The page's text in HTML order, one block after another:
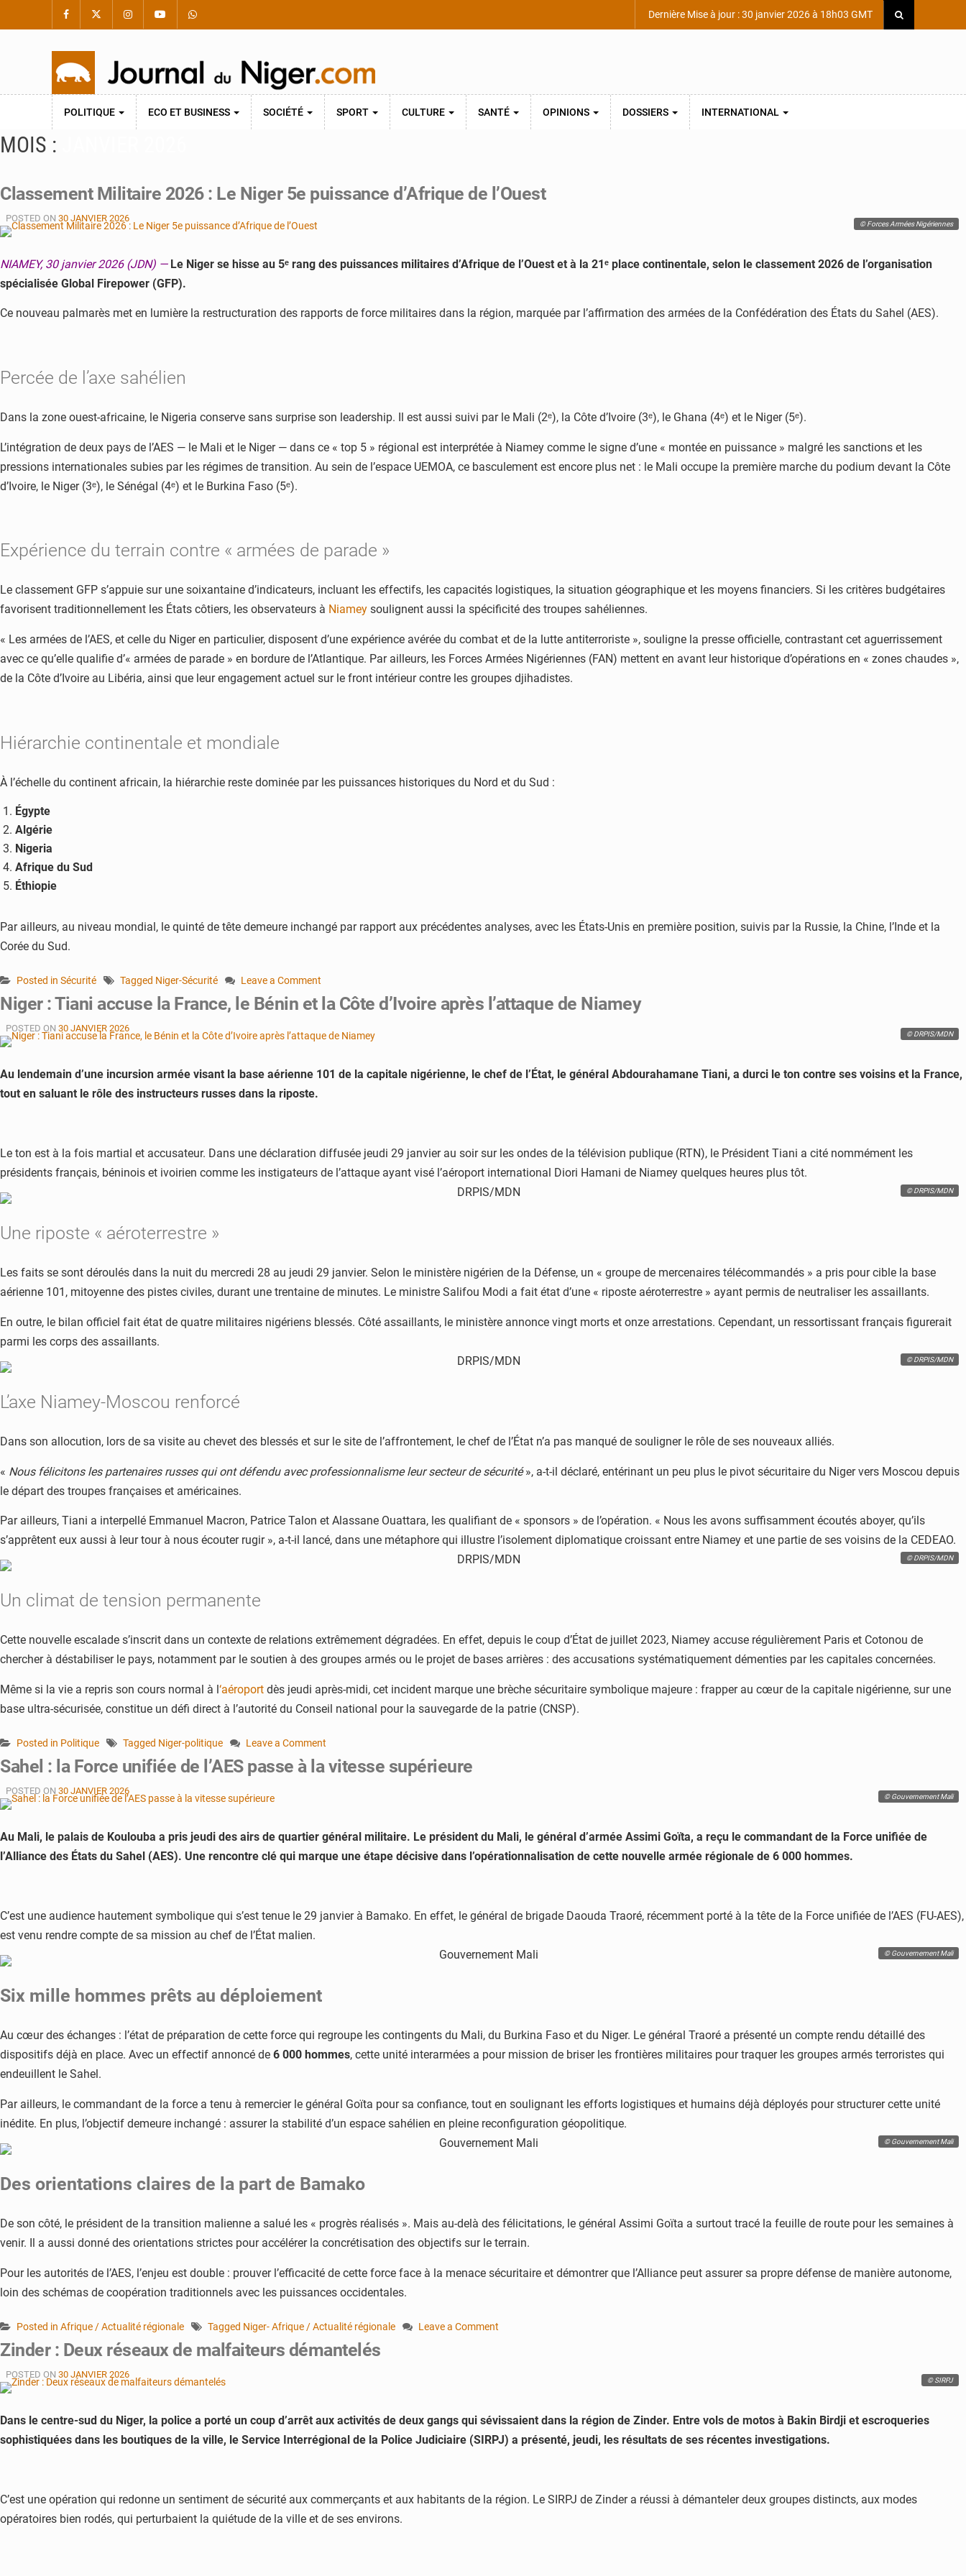
Dernière Mise à jour : 30 janvier 2026 à 18h03 GMT
POLITIQUE ECO ET BUSINESS SOCIÉTÉ SPORT CULTURE SANTÉ OPINIONS DOSSIERS INTERNATIONAL
MOIS :
Classement Militaire 2026 : Le Niger 5e puissance d’Afrique de l’Ouest
POSTED ON 30 JANVIER 2026
© Forces Armées Nigériennes
NIAMEY, 30 janvier 2026 (JDN) — Le Niger se hisse au 5ᵉ rang des puissances militaires d’Afrique de l’Ouest et à la 21ᵉ place continentale, selon le classement 2026 de l’organisation
spécialisée Global Firepower (GFP).
Ce nouveau palmarès met en lumière la restructuration des rapports de force militaires dans la région, marquée par l’affirmation des armées de la Confédération des États du Sahel (AES).
Percée de l’axe sahélien
Dans la zone ouest-africaine, le Nigeria conserve sans surprise son leadership. Il est aussi suivi par le Mali (2ᵉ), la Côte d’Ivoire (3ᵉ), le Ghana (4ᵉ) et le Niger (5ᵉ).
L’intégration de deux pays de l’AES — le Mali et le Niger — dans ce « top 5 » régional est interprétée à Niamey comme le signe d’une « montée en puissance » malgré les sanctions et les
pressions internationales subies par les régimes de transition. Au sein de l’espace UEMOA, ce basculement est encore plus net : le Mali occupe la première marche du podium devant la Côte
d’Ivoire, le Niger (3ᵉ), le Sénégal (4ᵉ) et le Burkina Faso (5ᵉ).
Expérience du terrain contre « armées de parade »
Le classement GFP s’appuie sur une soixantaine d’indicateurs, incluant les effectifs, les capacités logistiques, la situation géographique et les moyens financiers. Si les critères budgétaires
favorisent traditionnellement les États côtiers, les observateurs à Niamey soulignent aussi la spécificité des troupes sahéliennes.
« Les armées de l’AES, et celle du Niger en particulier, disposent d’une expérience avérée du combat et de la lutte antiterroriste », souligne la presse officielle, contrastant cet aguerrissement
avec ce qu’elle qualifie d’« armées de parade » en bordure de l’Atlantique. Par ailleurs, les Forces Armées Nigériennes (FAN) mettent en avant leur historique d’opérations en « zones chaudes »,
de la Côte d’Ivoire au Libéria, ainsi que leur engagement actuel sur le front intérieur contre les groupes djihadistes.
Hiérarchie continentale et mondiale
À l’échelle du continent africain, la hiérarchie reste dominée par les puissances historiques du Nord et du Sud :
Égypte
Algérie
Nigeria
Afrique du Sud
Éthiopie
Par ailleurs, au niveau mondial, le quinté de tête demeure inchangé par rapport aux précédentes analyses, avec les États-Unis en première position, suivis par la Russie, la Chine, l’Inde et la
Corée du Sud.
Posted in Sécurité Tagged Niger-Sécurité
Leave a Comment
Classement
2026
Le
5e
l’Ouest
Niger : Tiani accuse la France, le Bénin et la Côte d’Ivoire après l’attaque de Niamey
POSTED ON 30 JANVIER 2026
© DRPIS/MDN
Au lendemain d’une incursion armée visant la base aérienne 101 de la capitale nigérienne, le chef de l’État, le général Abdourahamane Tiani, a durci le ton contre ses voisins et la France,
tout en saluant le rôle des instructeurs russes dans la riposte.
Le ton est à la fois martial et accusateur. Dans une déclaration diffusée jeudi 29 janvier au soir sur les ondes de la télévision publique (RTN), le Président Tiani a cité nommément les
présidents français, béninois et ivoirien comme les instigateurs de l’attaque ayant visé l’aéroport international Diori Hamani de Niamey quelques heures plus tôt.
© DRPIS/MDN
Une riposte « aéroterrestre »
Les faits se sont déroulés dans la nuit du mercredi 28 au jeudi 29 janvier. Selon le ministère nigérien de la Défense, un « groupe de mercenaires télécommandés » a pris pour cible la base
aérienne 101, mitoyenne des pistes civiles, durant une trentaine de minutes. Le ministre Salifou Modi a fait état d’une « riposte aéroterrestre » ayant permis de neutraliser les assaillants.
En outre, le bilan officiel fait état de quatre militaires nigériens blessés. Côté assaillants, le ministère annonce vingt morts et onze arrestations. Cependant, un ressortissant français figurerait
parmi les corps des assaillants.
© DRPIS/MDN
L’axe Niamey-Moscou renforcé
Dans son allocution, lors de sa visite au chevet des blessés et sur le site de l’affrontement, le chef de l’État n’a pas manqué de souligner le rôle de ses nouveaux alliés.
« Nous félicitons les partenaires russes qui ont défendu avec professionnalisme leur secteur de sécurité», a-t-il déclaré, entérinant un peu plus le pivot sécuritaire du Niger vers Moscou depuis
le départ des troupes françaises et américaines.
Par ailleurs, Tiani a interpellé Emmanuel Macron, Patrice Talon et Alassane Ouattara, les qualifiant de « sponsors » de l’opération. « Nous les avons suffisamment écoutés aboyer, qu’ils
s’apprêtent eux aussi à leur tour à nous écouter rugir », a-t-il lancé, dans une métaphore qui illustre l’isolement diplomatique croissant entre Niamey et une partie de ses voisins de la CEDEAO.
© DRPIS/MDN
Un climat de tension permanente
Cette nouvelle escalade s’inscrit dans un contexte de relations extrêmement dégradées. En effet, depuis le coup d’État de juillet 2023, Niamey accuse régulièrement Paris et Cotonou de
chercher à déstabiliser le pays, notamment par le soutien à des groupes armés ou le projet de bases arrières : des accusations systématiquement démenties par les capitales concernées.
Même si la vie a repris son cours normal à l‘aéroport dès jeudi après-midi, cet incident marque une brèche sécuritaire symbolique majeure : frapper au cœur de la capitale nigérienne, sur une
base ultra-sécurisée, constitue un défi direct à l’autorité du Conseil national pour la sauvegarde de la patrie (CNSP).
Posted in Politique Tagged Niger-politique
Leave a Comment
Niger
Tiani
la
le
Côte
d’Ivoire
Niamey
Sahel : la Force unifiée de l’AES passe à la vitesse supérieure
POSTED ON 30 JANVIER 2026
© Gouvernement Mali
Au Mali, le palais de Koulouba a pris jeudi des airs de quartier général militaire. Le président du Mali, le général d’armée Assimi Goïta, a reçu le commandant de la Force unifiée de
l’Alliance des États du Sahel (AES). Une rencontre clé qui marque une étape décisive dans l’opérationnalisation de cette nouvelle armée régionale de 6 000 hommes.
C’est une audience hautement symbolique qui s’est tenue le 29 janvier à Bamako. En effet, le général de brigade Daouda Traoré, récemment porté à la tête de la Force unifiée de l’AES (FU-AES),
est venu rendre compte de sa mission au chef de l’État malien.
© Gouvernement Mali
Six mille hommes prêts au déploiement
Au cœur des échanges : l’état de préparation de cette force qui regroupe les contingents du Mali, du Burkina Faso et du Niger. Le général Traoré a présenté un compte rendu détaillé des
dispositifs déjà en place. Avec un effectif annoncé de 6 000 hommes, cette unité interarmées a pour mission de briser les frontières militaires pour traquer les groupes armés terroristes qui
endeuillent le Sahel.
Par ailleurs, le commandant de la force a tenu à remercier le général Goïta pour sa confiance, tout en soulignant les efforts logistiques et humains déjà déployés pour structurer cette unité
inédite. En plus, l’objectif demeure inchangé : assurer la stabilité d’un espace sahélien en pleine reconfiguration géopolitique.
© Gouvernement Mali
Des orientations claires de la part de Bamako
De son côté, le président de la transition malienne a salué les « progrès réalisés ». Mais au-delà des félicitations, le général Assimi Goïta a surtout tracé la feuille de route pour les semaines à
venir. Il a aussi donné des orientations strictes pour accélérer la concrétisation des objectifs sur le terrain.
Pour les autorités de l’AES, l’enjeu est double : prouver l’efficacité de cette force face à la menace sécuritaire et démontrer que l’Alliance peut assurer sa propre défense de manière autonome,
loin des schémas de coopération traditionnels avec les puissances occidentales.
Posted in Afrique / Actualité régionale Tagged Niger- Afrique / Actualité régionale
Leave a Comment
unifiée
l’AES
vitesse
Zinder : Deux réseaux de malfaiteurs démantelés
POSTED ON 30 JANVIER 2026
© SIRPJ
Dans le centre-sud du Niger, la police a porté un coup d’arrêt aux activités de deux gangs qui sévissaient dans la région de Zinder. Entre vols de motos à Bakin Birdji et escroqueries
sophistiquées dans les boutiques de la ville, le Service Interrégional de la Police Judiciaire (SIRPJ) a présenté, jeudi, les résultats de ses récentes investigations.
C’est une opération qui redonne un sentiment de sécurité aux commerçants et aux habitants de la région. Le SIRPJ de Zinder a réussi à démanteler deux groupes distincts, aux modes
opératoires bien rodés, qui perturbaient la quiétude de la ville et de ses environs.